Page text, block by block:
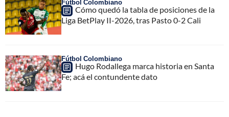
Fútbol Colombiano
Cómo quedó la tabla de posiciones de la
Liga BetPlay II-2026, tras Pasto 0-2 Cali
Fútbol Colombiano
Hugo Rodallega marca historia en Santa
Fe; acá el contundente dato